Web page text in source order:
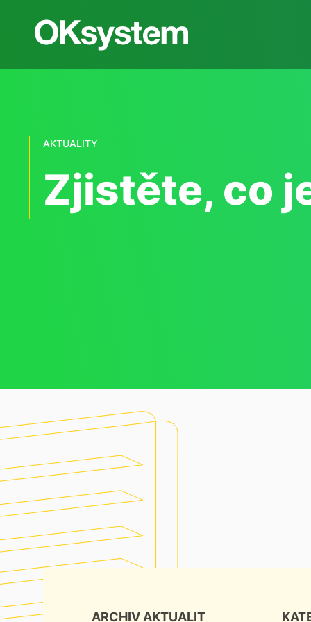
AKTUALITY
Zjistěte, co
ARCHIV AKTUALIT